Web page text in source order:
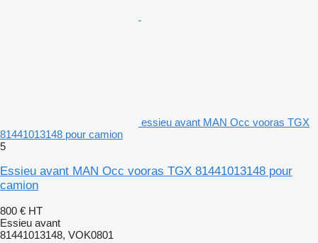
essieu avant MAN Occ vooras TGX
81441013148 pour camion
5
Essieu avant MAN Occ vooras TGX 81441013148 pour
camion
800 € HT
Essieu avant
81441013148, VOK0801